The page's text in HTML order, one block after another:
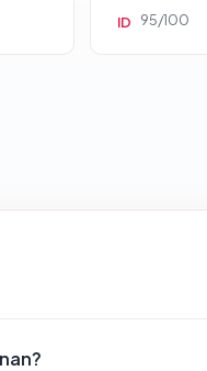
ID 95/100